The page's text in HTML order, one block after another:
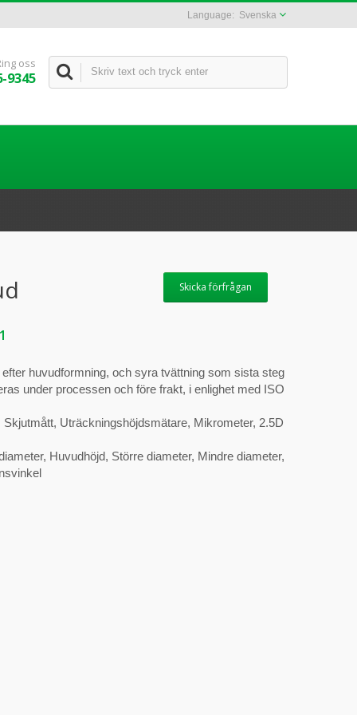
Svenska
oss
9345
Skicka förfrågan
huvudformning, och syra tvättning som sista steg
under processen och före frakt, i enlighet med ISO
Uträckningshöjdsmätare, Mikrometer, 2.5D
Huvudhöjd, Större diameter, Mindre diameter,